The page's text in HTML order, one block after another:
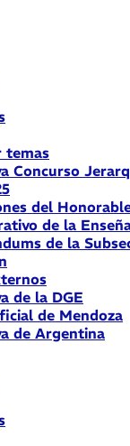
temas
Concurso
del
de la
de la
de la DGE
de Mendoza
de Argentina